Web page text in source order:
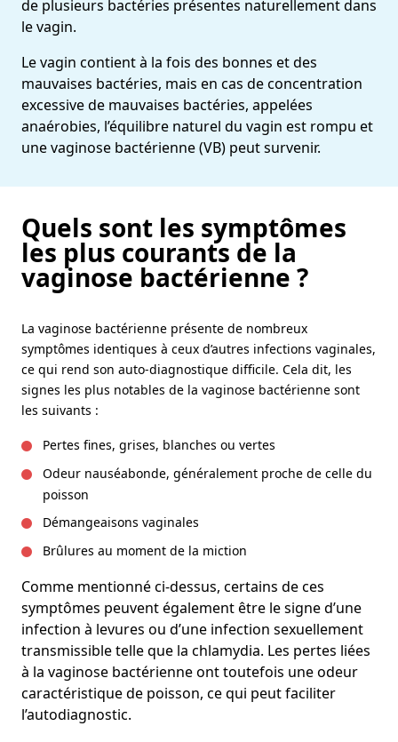
de plusieurs bactéries présentes naturellement dans
le vagin.
Le vagin contient à la fois des bonnes et des
mauvaises bactéries, mais en cas de concentration
excessive de mauvaises bactéries, appelées
anaérobies, l’équilibre naturel du vagin est rompu et
une vaginose bactérienne (VB) peut survenir.
Quels sont les symptômes
les plus courants de la
vaginose bactérienne ?
La vaginose bactérienne présente de nombreux
symptômes identiques à ceux d’autres infections vaginales,
ce qui rend son auto-diagnostique difficile. Cela dit, les
signes les plus notables de la vaginose bactérienne sont
les suivants :
Pertes fines, grises, blanches ou vertes
Odeur nauséabonde, généralement proche de celle du
poisson
Démangeaisons vaginales
Brûlures au moment de la miction
Comme mentionné ci-dessus, certains de ces
symptômes peuvent également être le signe d’une
infection à levures ou d’une infection sexuellement
transmissible telle que la chlamydia. Les pertes liées
à la vaginose bactérienne ont toutefois une odeur
caractéristique de poisson, ce qui peut faciliter
l’autodiagnostic.